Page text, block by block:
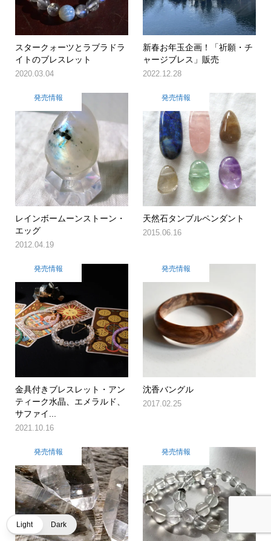
スタークォーツとラブラドラ
イトのブレスレット
2020.03.04
新春お年玉企画！「祈願・チ
ャージブレス」販売
2022.12.28
発売情報
レインボームーンストーン・
エッグ
2012.04.19
発売情報
天然石タンブルペンダント
2015.06.16
発売情報
金具付きブレスレット・アン
ティーク水晶、エメラルド、
サファイ...
2021.10.16
発売情報
沈香バングル
2017.02.25
発売情報 発売情報
Light Dark